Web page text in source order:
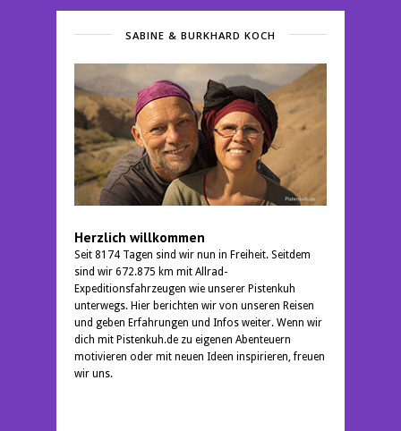
SABINE & BURKHARD KOCH
Herzlich willkommen
Seit 8174 Tagen sind wir nun in Freiheit. Seitdem
sind wir 672.875 km mit Allrad-
Expeditionsfahrzeugen wie unserer Pistenkuh
unterwegs. Hier berichten wir von unseren Reisen
und geben Erfahrungen und Infos weiter. Wenn wir
dich mit Pistenkuh.de zu eigenen Abenteuern
motivieren oder mit neuen Ideen inspirieren, freuen
wir uns.